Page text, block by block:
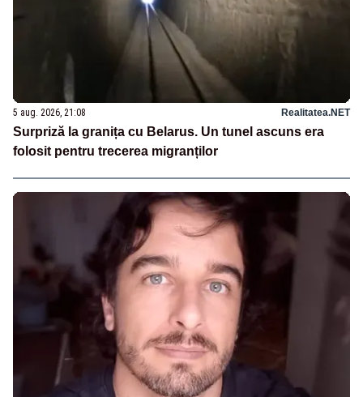
5 aug. 2026, 21:08 Realitatea.NET
Surpriză la granița cu Belarus. Un tunel ascuns era
folosit pentru trecerea migranților